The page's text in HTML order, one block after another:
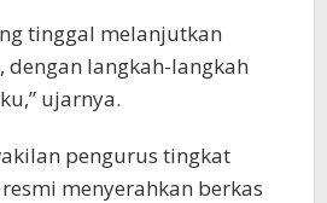
tinggal melanjutkan
dengan langkah-langkah
ujarnya.
pengurus tingkat
menyerahkan berkas